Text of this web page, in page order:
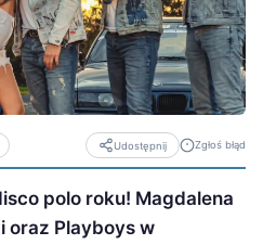
Udostępnij Zgłoś błąd
polo roku! Magdalena
oraz Playboys w